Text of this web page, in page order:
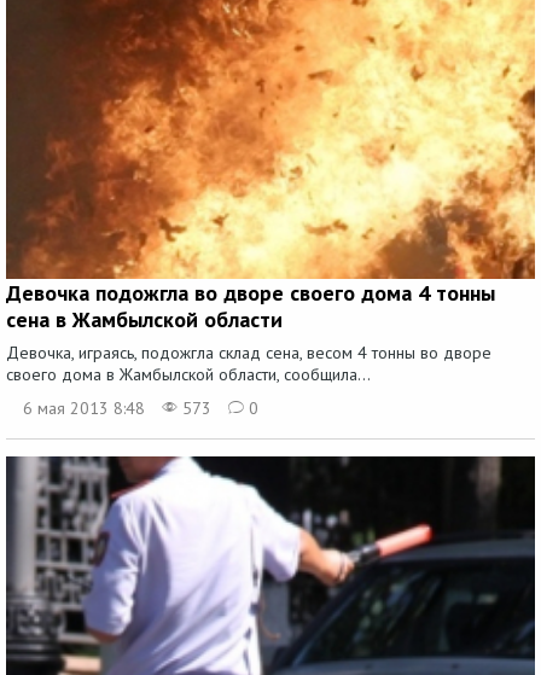
Девочка подожгла во дворе своего дома 4 тонны
сена в Жамбылской области
Девочка, играясь, подожгла склад сена, весом 4 тонны во дворе
своего дома в Жамбылской области, сообщила...
6 мая 2013 8:48
573 0